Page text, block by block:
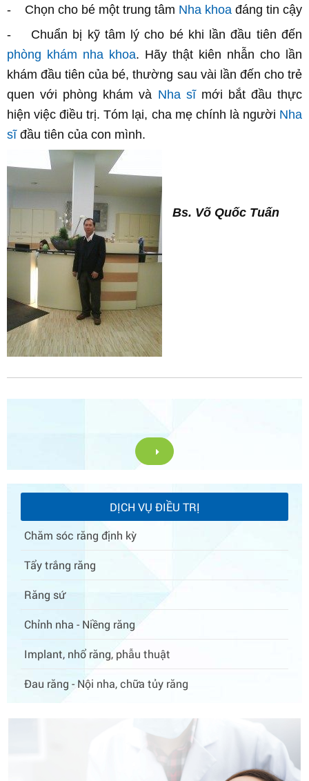
- Chọn cho bé một trung tâm Nha khoa đáng tin cậy
- Chuẩn bị kỹ tâm lý cho bé khi lần đầu tiên đến
phòng khám nha khoa. Hãy thật kiên nhẫn cho lần
khám đầu tiên của bé, thường sau vài lần đến cho trẻ
quen với phòng khám và Nha sĩmới bắt đầu thực
hiện việc điều trị. Tóm lại, cha mẹ chính là người Nha
sĩđầu tiên của con mình.
Bs. Võ Quốc Tuấn
DỊCH VỤ ĐIỀU TRỊ
Chăm sóc răng định kỳ
Tẩy trắng răng
Răng sứ
Chỉnh nha - Niềng răng
Implant, nhổ răng, phẫu thuật
Đau răng - Nội nha, chữa tủy răng